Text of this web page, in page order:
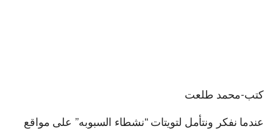
كتب-محمد طلعت
عندما نفكر ونتأمل لتويتات “نشطاء السبوبه” على مواقع